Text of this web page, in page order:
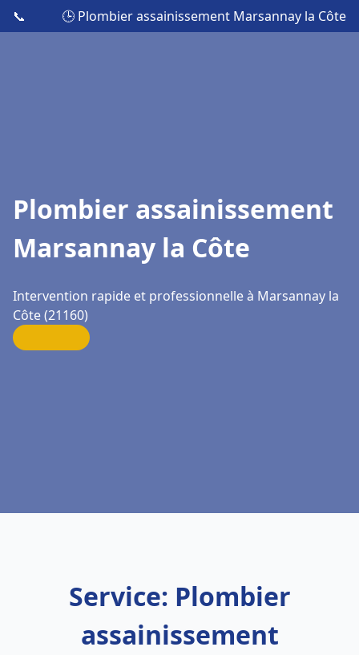
📞 🕒 Plombier assainissement Marsannay la Côte
Plombier assainissement
Marsannay la Côte
Intervention rapide et professionnelle à Marsannay la
Côte (21160)
Service: Plombier
assainissement